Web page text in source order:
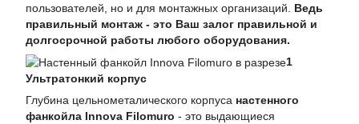
пользователей, но и для монтажных организаций. Ведь
правильный монтаж - это Ваш залог правильной и
долгосрочной работы любого оборудования.
1
Ультратонкий корпус
Глубина цельнометалического корпуса настенного
фанкойла Innova Filomuro - это выдающиеся